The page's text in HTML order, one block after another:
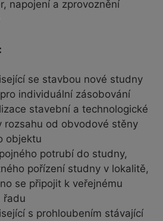
napojení a zprovoznění
se stavbou nové studny
individuální zásobování
stavební a technologické
rozsahu od obvodové stěny
objektu
potrubí do studny,
pořízení studny v lokalitě,
se připojit k veřejnému
řadu
s prohloubením stávající